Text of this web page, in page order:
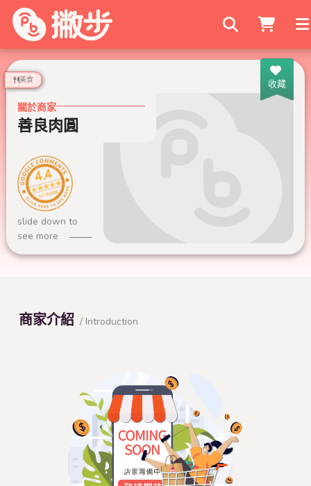
搜尋商家
收藏
美食
關於商家
善良肉圓
4.4
187 則評論
slide down to
see more
商家介紹 / Introduction